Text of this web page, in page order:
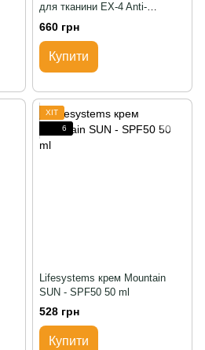
для тканини EX-4 Anti-
Mosquito
660 грн
Купити
ХІТ
6
Lifesystems крем Mountain
SUN - SPF50 50 ml
528 грн
Купити